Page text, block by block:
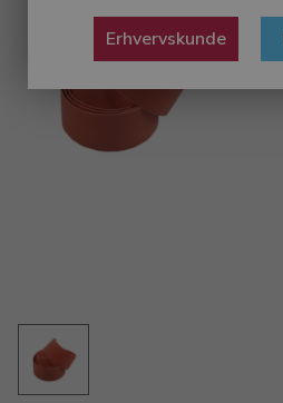
Erhvervskunde